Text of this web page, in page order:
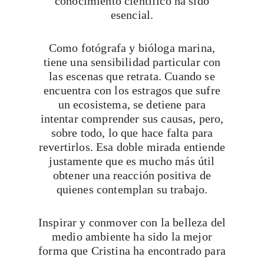
esencial.
Como fotógrafa y bióloga marina,
tiene una sensibilidad particular con
las escenas que retrata. Cuando se
encuentra con los estragos que sufre
un ecosistema, se detiene para
intentar comprender sus causas, pero,
sobre todo, lo que hace falta para
revertirlos. Esa doble mirada entiende
justamente que es mucho más útil
obtener una reacción positiva de
quienes contemplan su trabajo.
Inspirar y conmover con la belleza del
medio ambiente ha sido la mejor
forma que Cristina ha encontrado para